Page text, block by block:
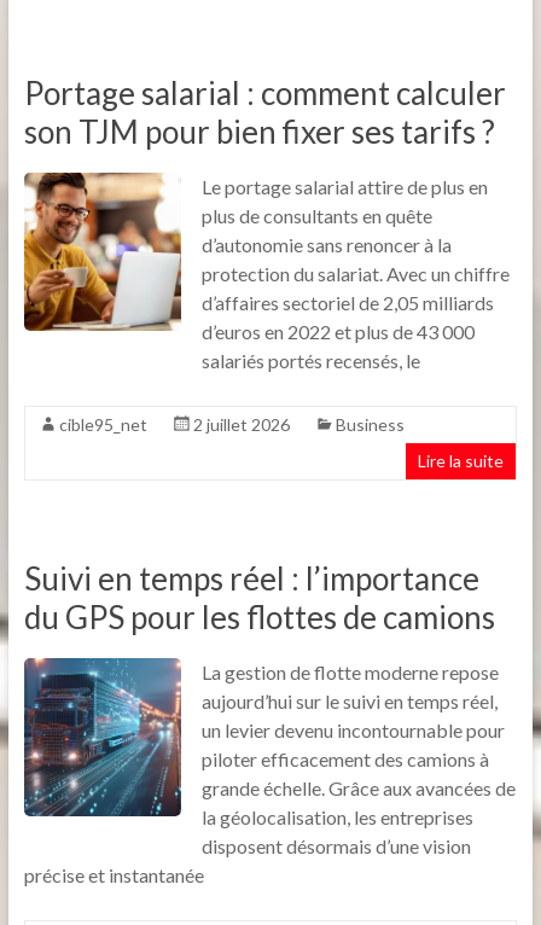
Portage salarial : comment calculer
son TJM pour bien fixer ses tarifs ?
Le portage salarial attire de plus en
plus de consultants en quête
d’autonomie sans renoncer à la
protection du salariat. Avec un chiffre
d’affaires sectoriel de 2,05 milliards
d’euros en 2022 et plus de 43 000
salariés portés recensés, le
cible95_net 2 juillet 2026
Business
Lire la suite
Suivi en temps réel : l’importance
du GPS pour les flottes de camions
La gestion de flotte moderne repose
aujourd’hui sur le suivi en temps réel,
un levier devenu incontournable pour
piloter efficacement des camions à
grande échelle. Grâce aux avancées de
la géolocalisation, les entreprises
disposent désormais d’une vision
précise et instantanée